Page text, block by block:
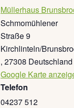
Müllerhaus
Schmomühlener
Straße 9
Kirchlinteln/
, 27308 Deutschland
Google Karte
Telefon
04237 512